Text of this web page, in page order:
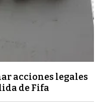
acciones legales
de Fifa